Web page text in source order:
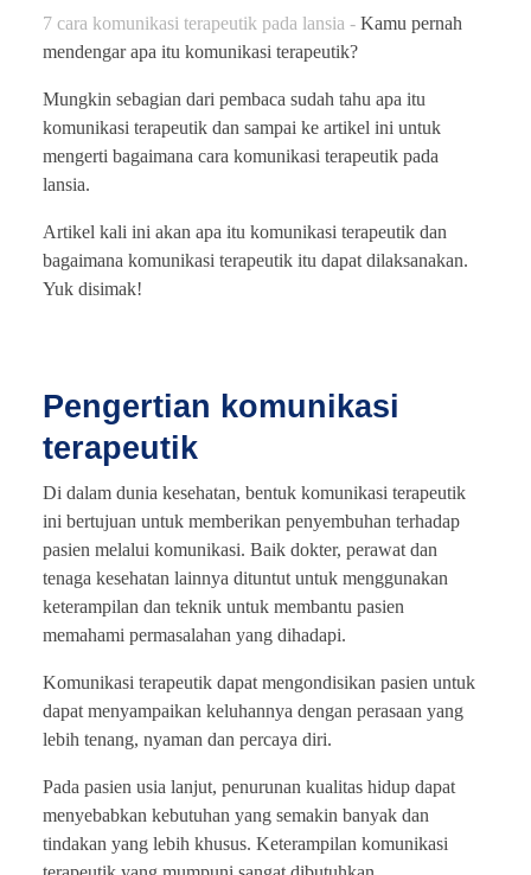
7 cara komunikasi terapeutik pada lansia - Kamu pernah
mendengar apa itu komunikasi terapeutik?
Mungkin sebagian dari pembaca sudah tahu apa itu
komunikasi terapeutik dan sampai ke artikel ini untuk
mengerti bagaimana cara komunikasi terapeutik pada
lansia.
Artikel kali ini akan apa itu komunikasi terapeutik dan
bagaimana komunikasi terapeutik itu dapat dilaksanakan.
Yuk disimak!
Pengertian komunikasi
terapeutik
Di dalam dunia kesehatan, bentuk komunikasi terapeutik
ini bertujuan untuk memberikan penyembuhan terhadap
pasien melalui komunikasi. Baik dokter, perawat dan
tenaga kesehatan lainnya dituntut untuk menggunakan
keterampilan dan teknik untuk membantu pasien
memahami permasalahan yang dihadapi.
Komunikasi terapeutik dapat mengondisikan pasien untuk
dapat menyampaikan keluhannya dengan perasaan yang
lebih tenang, nyaman dan percaya diri.
Pada pasien usia lanjut, penurunan kualitas hidup dapat
menyebabkan kebutuhan yang semakin banyak dan
tindakan yang lebih khusus. Keterampilan komunikasi